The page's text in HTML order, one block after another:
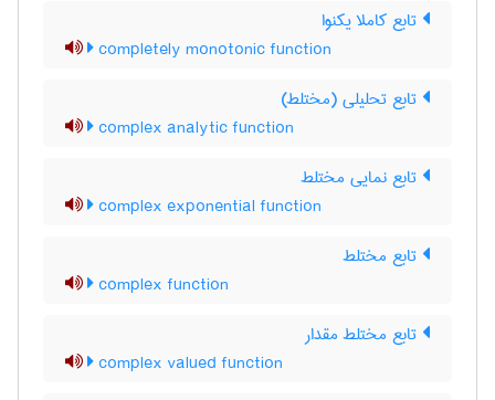
تابع کاملا یکنوا
completely monotonic function
تابع تحلیلی (مختلط)
complex analytic function
تابع نمایی مختلط
complex exponential function
تابع مختلط
complex function
تابع مختلط مقدار
complex valued function